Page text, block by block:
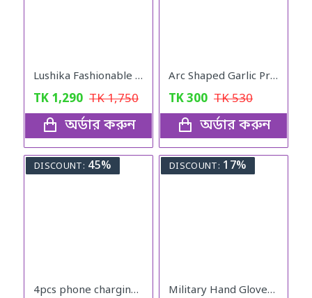
Lushika Fashionable Watch Quartz Small Watch With Full Nekless Set
TK 1,290 TK1,750
অর্ডার করুন
Arc Shaped Garlic Press Crusher With Comfortable Grip
TK300 TK530
অর্ডার করুন
DISCOUNT: 45%
4pcs phone charging bracket wall mounted holder
DISCOUNT: 17%
Military Hand Gloves Full Black